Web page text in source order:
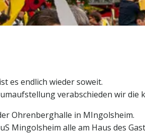
es endlich wieder soweit.
verabschieden wir die
Ohrenberghalle in MIngolsheim.
Mingolsheim alle am Haus des